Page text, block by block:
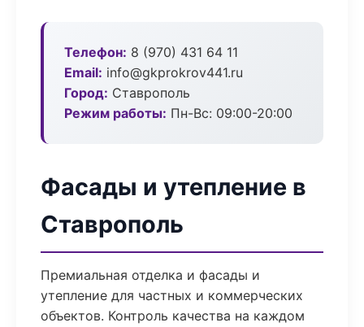
Телефон: 8 (970) 431 64 11
Email: info@gkprokrov441.ru
Город: Ставрополь
Режим работы: Пн-Вс: 09:00-20:00
Фасады и утепление в
Ставрополь
Премиальная отделка и фасады и
утепление для частных и коммерческих
объектов. Контроль качества на каждом